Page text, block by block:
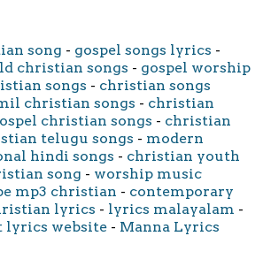
song - gospel songs lyrics -
christian songs - gospel worship
songs - christian songs
christian songs - christian
christian songs - christian
telugu songs - modern
hindi songs - christian youth
song - worship music
mp3 christian - contemporary
lyrics - lyrics malayalam -
lyrics website - Manna Lyrics